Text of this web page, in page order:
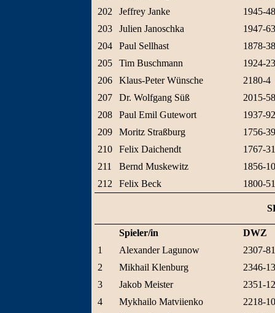
202
Jeffrey Janke
1945-
203
Julien Janoschka
1947-
204
Paul Sellhast
1878-
205
Tim Buschmann
1924-
206
Klaus-Peter Wünsche
2180-4
207
Dr. Wolfgang Süß
2015-
208
Paul Emil Gutewort
1937-
209
Moritz Straßburg
1756-
210
Felix Daichendt
1767-
211
Bernd Muskewitz
1856-
212
Felix Beck 1800-
Spieler/in
DWZ
1
Alexander Lagunow
2307-
2
Mikhail Klenburg
2346-
3
Jakob Meister
2351-
4
Mykhailo Matviienko
2218-